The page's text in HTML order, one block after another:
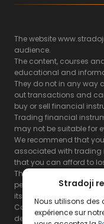
Stradoji
Nous utilisons des
expérience sur
The website
audience.
The content, courses
educational and
They do not in any way
out transactions and
buy or sell financial
Trading financial
may not be suitable for
We recommend that
associated with trading
that you can afford to
The Stradoji site does
performance of
its site and its servers.
Consequently, the
decline all